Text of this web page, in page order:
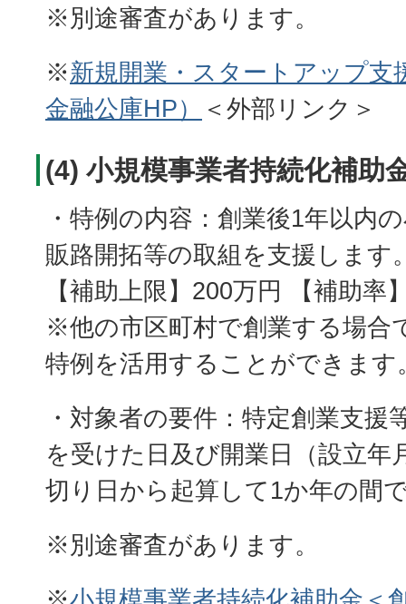
※別途審査があります。
※新規開業・スタートアップ支
金融公庫HP）
＜外部リンク＞
(4) 小規模事業者持続化補助
・特例の内容：創業後1年以内
販路開拓等の取組を支援します
【補助上限】200万円 【補助率
※他の市区町村で創業する場合
特例を活用することができます
・対象者の要件：特定創業支援
を受けた日及び開業日（設立年
切り日から起算して1か年の間
※別途審査があります。